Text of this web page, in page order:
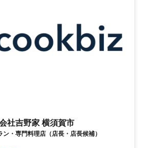
社吉野家 横須賀市
・専門料理店（店長・店長候補）